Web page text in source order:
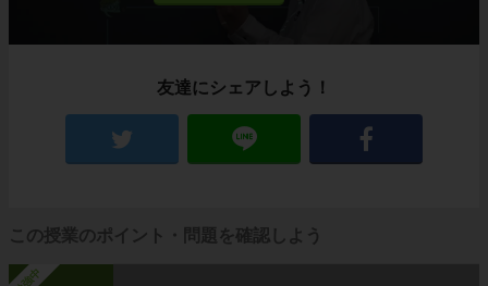
友達にシェアしよう！
この授業のポイント・問題を確認しよう